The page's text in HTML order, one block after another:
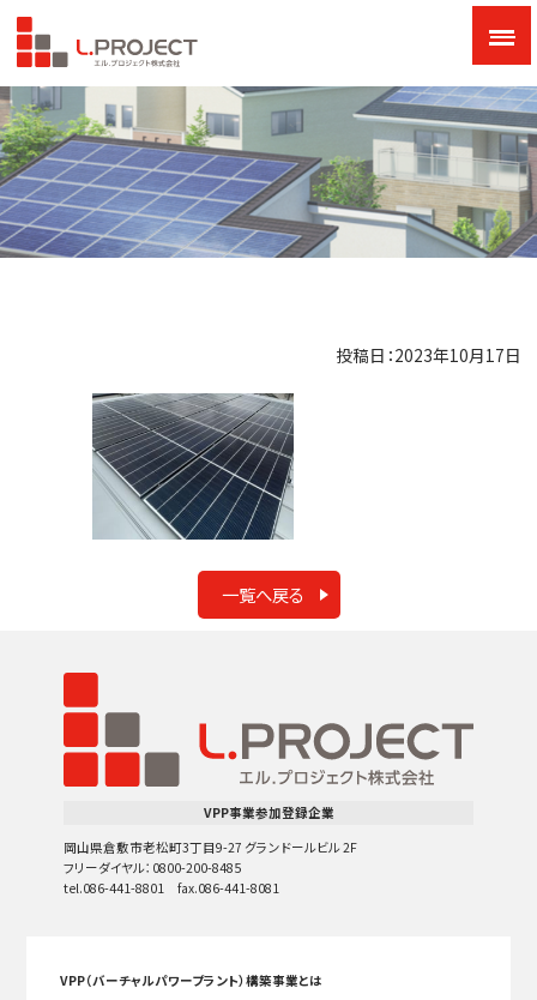
投稿日：2023年10月17日
一覧へ戻る
VPP事業参加登録企業
岡山県倉敷市老松町3丁目9-27 グランドールビル 2F
フリーダイヤル：0800-200-8485
tel.086-441-8801 fax.086-441-8081
VPP（バーチャルパワープラント）構築事業とは